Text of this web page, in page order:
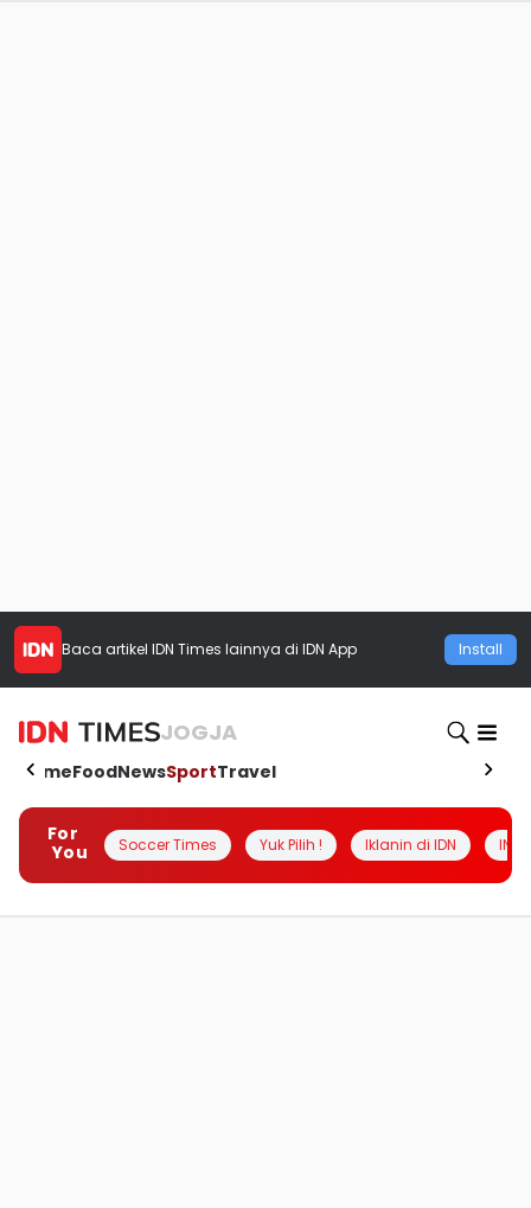
Baca artikel IDN Times lainnya di IDN App Install
JOGJA
HomeFoodNewsSportTravel
For
You
Soccer Times Yuk Pilih ! Iklanin di IDN